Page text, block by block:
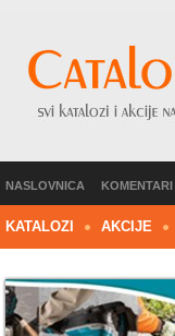
NASLOVNICA KOMENTARI
KATALOZI AKCIJE